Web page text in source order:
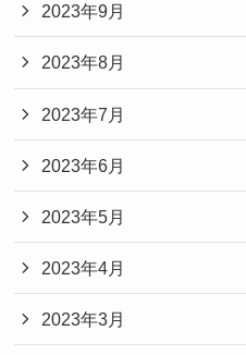
2023年9月
2023年8月
2023年7月
2023年6月
2023年5月
2023年4月
2023年3月